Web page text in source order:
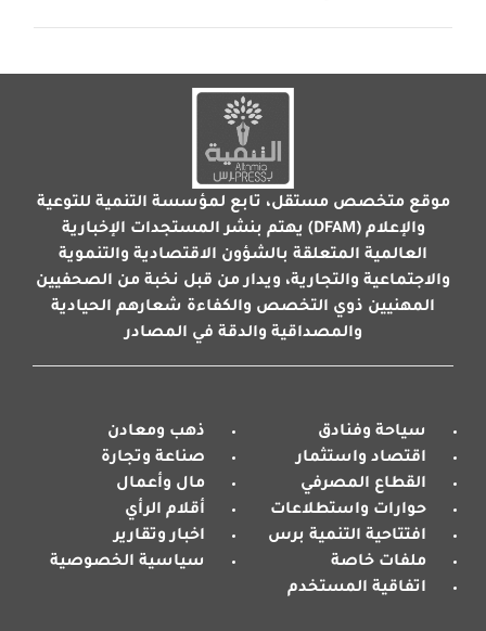
موقع متخصص مستقل، تابع لمؤسسة التنمية للتوعية
والإعلام (DFAM) يهتم بنشر المستجدات الإخبارية
العالمية المتعلقة بالشؤون الاقتصادية والتنموية
والاجتماعية والتجارية، ويدار من قبل نخبة من الصحفيين
المهنيين ذوي التخصص والكفاءة شعارهم الحيادية
والمصداقية والدقة في المصادر
سياحة وفنادق
ذهب ومعادن
اقتصاد واستثمار
صناعة وتجارة
القطاع المصرفي
مال وأعمال
حوارات واستطلاعات
أقلام الرأي
افتتاحية التنمية برس
اخبار وتقارير
ملفات خاصة
سياسية الخصوصية
اتفاقية المستخدم